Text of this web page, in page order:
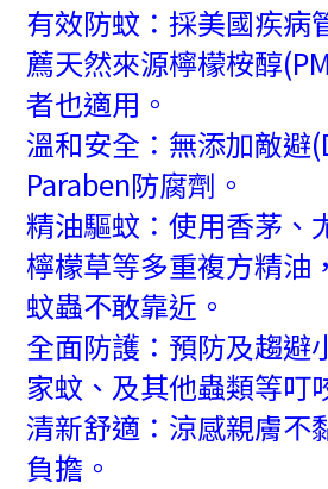
有效防蚊：採美國疾病
薦天然來源檸檬桉醇
者也適用。
溫和安全：無添加敵避
Paraben防腐劑。
精油驅蚊：使用香茅、
檸檬草等多重複方精油
蚊蟲不敢靠近。
全面防護：預防及趨避
家蚊、及其他蟲類等叮
清新舒適：涼感親膚不
負擔。